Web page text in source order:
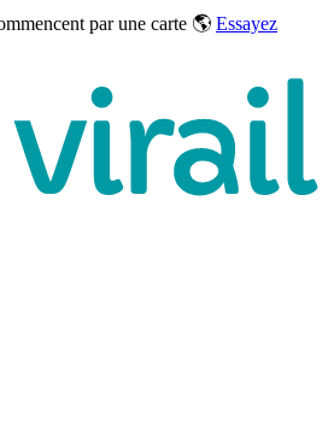
par une carte 🌎 Essayez